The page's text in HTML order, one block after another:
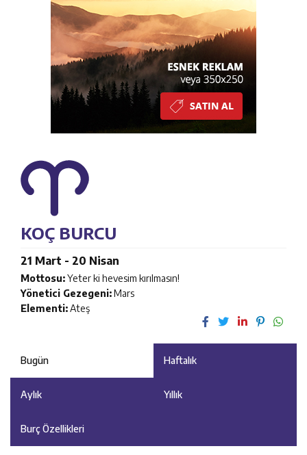
KOÇ BURCU
21 Mart - 20 Nisan
Mottosu:Yeter ki hevesim kırılmasın!
Yönetici Gezegeni:Mars
Elementi:Ateş
Bugün Haftalık
Aylık Yıllık
Burç Özellikleri